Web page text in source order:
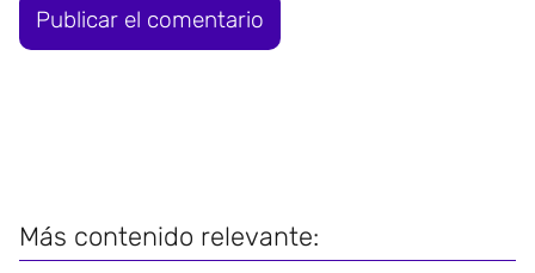
Más contenido relevante: